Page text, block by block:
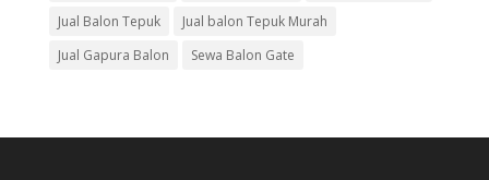
Jual Balon Tepuk
Jual balon Tepuk Murah
Jual Gapura Balon
Sewa Balon Gate